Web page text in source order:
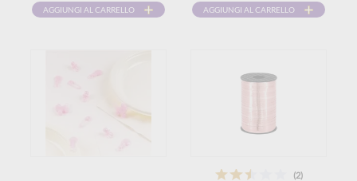
AGGIUNGI AL CARRELLO AGGIUNGI AL CARRELLO
(2)